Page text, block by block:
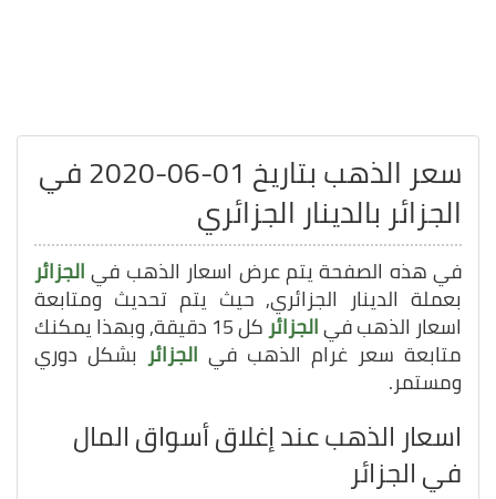
سعر الذهب بتاريخ 01-06-2020 في
الجزائر بالدينار الجزائري
في هذه الصفحة يتم عرض اسعار الذهب فيالجزائر
بعملة الدينار الجزائري, حيث يتم تحديث ومتابعة
اسعار الذهب فيالجزائر كل 15 دقيقة, وبهذا يمكنك
متابعة سعر غرام الذهب في الجزائر بشكل دوري
ومستمر.
اسعار الذهب عند إغلاق أسواق المال
في الجزائر